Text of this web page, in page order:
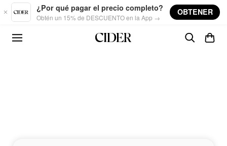
Skip to main content
¿Por qué pagar el precio completo?
Obtén un 15% de DESCUENTO en la App →
OBTENER